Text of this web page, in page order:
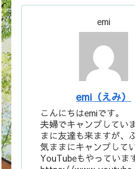
emi
emi（えみ）
こんにちはemiです。
夫婦でキャンプしてい
まに友達も来ますが、
気ままにキャンプして
YouTubeもやっていま